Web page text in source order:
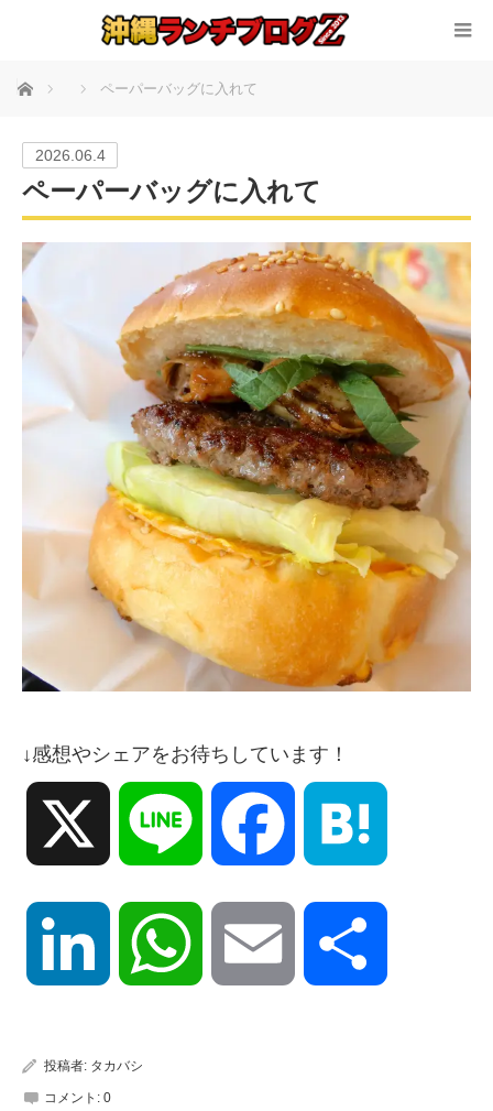
ホーム ペーパーバッグに入れて
2026.06.4
ペーパーバッグに入れて
↓感想やシェアをお待ちしています！
Line Facebook
LinkedIn WhatsApp Email
投稿者: タカバシ
コメント: 0